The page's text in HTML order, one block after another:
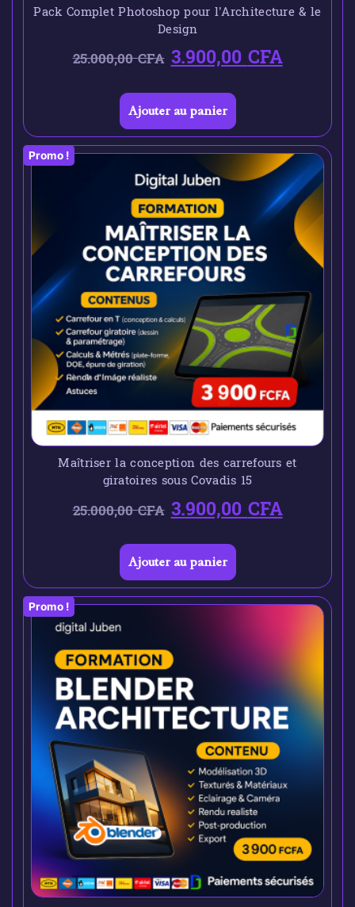
Pack Complet Photoshop pour l’Architecture & le
Design
25.000,00CFA 3.900,00CFA
Ajouter au panier
Promo !
Maîtriser la conception des carrefours et
giratoires sous Covadis 15
25.000,00CFA 3.900,00CFA
Ajouter au panier
Promo !